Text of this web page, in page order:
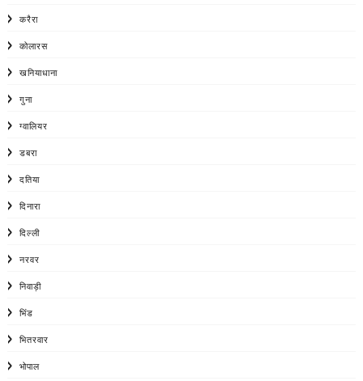
करैरा
कोलारस
खनियाधाना
गुना
ग्वालियर
डबरा
दतिया
दिनारा
दिल्ली
नरवर
निवाड़ी
भिंड
भितरवार
भोपाल